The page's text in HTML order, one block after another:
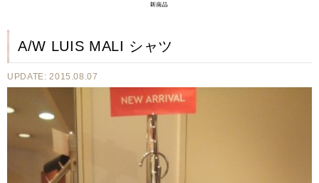
A/W LUIS MALI シャツ
UPDATE: 2015.08.07